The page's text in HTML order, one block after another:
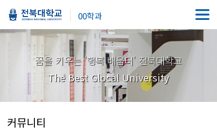
00학과
꿈을 키우는 '행복 배움터' 전북대학교
The Best Glocal University
커뮤니티